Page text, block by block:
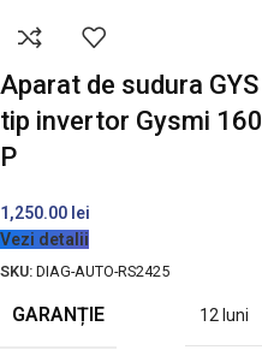
Aparat de sudura GYS
tip invertor Gysmi 160
P
1,250.00 lei
Vezi detalii
SKU: DIAG-AUTO-RS2425
GARANȚIE 12 luni